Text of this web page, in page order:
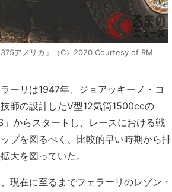
アメリカ」（C）2020 Courtesy of RM
ーリは1947年、ジョアッキーノ・コ
師の設計したV型12気筒1500ccの
」からスタートし、レースにおける戦
プを図るべく、比較的早い時期から排
大を図っていた。
現在に至るまでフェラーリのレゾン・